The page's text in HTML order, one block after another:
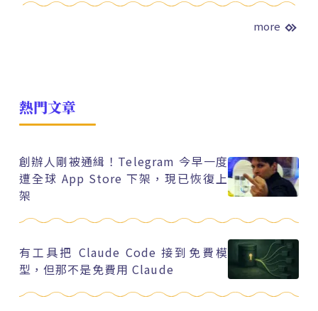
more
熱門文章
創辦人剛被通緝！Telegram 今早一度
遭全球 App Store 下架，現已恢復上
架
有工具把 Claude Code 接到免費模
型，但那不是免費用 Claude